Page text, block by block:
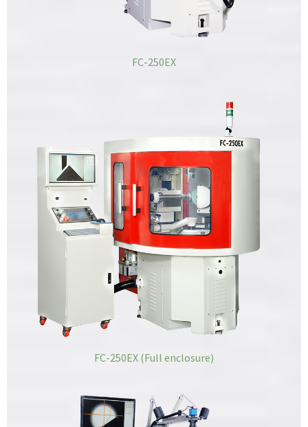
FC-250EX
FC-250EX (Full enclosure)